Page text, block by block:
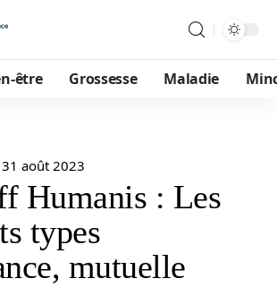
être Grossesse Maladie
31 août 2023
Humanis : Les
types
mutuelle